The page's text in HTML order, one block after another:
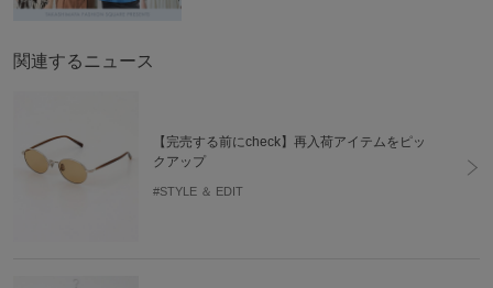
関連するニュース
【完売する前にcheck】再入荷アイテムをピッ
クアップ
#STYLE ＆ EDIT